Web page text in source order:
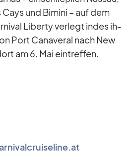
und Bi­mini – auf dem
Li­berty ver­legt in­des ih­
Port Ca­na­ve­ral nach New
am 6. Mai ein­tref­fen.